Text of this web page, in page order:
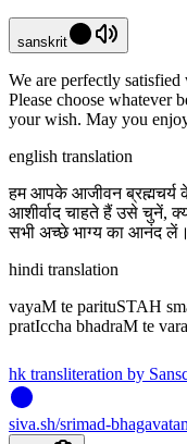
sanskrit
We are perfectly
Please choose whatever
your wish. May you
english translation
हम आपके आजीवन ब्रह्मचर्य
आशीर्वाद चाहते हैं उसे चुनें,
सभी अच्छे भाग्य का आनंद
hindi translation
vayaM te parituSTAH
pratIccha bhadraM te
hk transliteration by
siva.sh/srimad-